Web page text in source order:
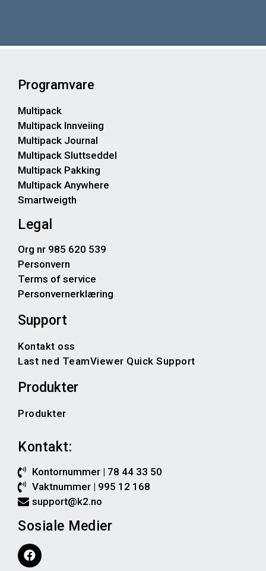
Programvare
Multipack
Multipack Innveiing
Multipack Journal
Multipack Sluttseddel
Multipack Pakking
Multipack Anywhere
Smartweigth
Legal
Org nr 985 620 539
Personvern
Terms of service
Personvernerklæring
Support
Kontakt oss
Last ned TeamViewer Quick Support
Produkter
Produkter
Kontakt:
Kontornummer | 78 44 33 50
Vaktnummer | 995 12 168
support@k2.no
Sosiale Medier